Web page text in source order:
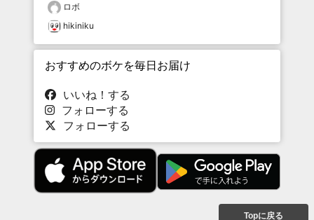
ロボ
hikiniku
おすすめのボケを毎日お届け
いいね！する
フォローする
フォローする
Topに戻る